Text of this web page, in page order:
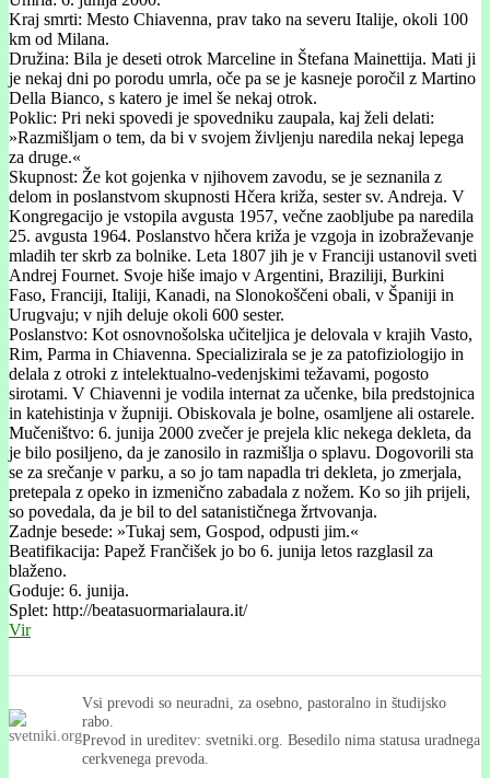
Kraj smrti: Mesto Chiavenna, prav tako na severu Italije, okoli 100
km od Milana.
Družina: Bila je deseti otrok Marceline in Štefana Mainettija. Mati ji
je nekaj dni po porodu umrla, oče pa se je kasneje poročil z Martino
Della Bianco, s katero je imel še nekaj otrok.
Poklic: Pri neki spovedi je spovedniku zaupala, kaj želi delati:
»Razmišljam o tem, da bi v svojem življenju naredila nekaj lepega
za druge.«
Skupnost: Že kot gojenka v njihovem zavodu, se je seznanila z
delom in poslanstvom skupnosti Hčera križa, sester sv. Andreja. V
Kongregacijo je vstopila avgusta 1957, večne zaobljube pa naredila
25. avgusta 1964. Poslanstvo hčera križa je vzgoja in izobraževanje
mladih ter skrb za bolnike. Leta 1807 jih je v Franciji ustanovil sveti
Andrej Fournet. Svoje hiše imajo v Argentini, Braziliji, Burkini
Faso, Franciji, Italiji, Kanadi, na Slonokoščeni obali, v Španiji in
Urugvaju; v njih deluje okoli 600 sester.
Poslanstvo: Kot osnovnošolska učiteljica je delovala v krajih Vasto,
Rim, Parma in Chiavenna. Specializirala se je za patofiziologijo in
delala z otroki z intelektualno-vedenjskimi težavami, pogosto
sirotami. V Chiavenni je vodila internat za učenke, bila predstojnica
in katehistinja v župniji. Obiskovala je bolne, osamljene ali ostarele.
Mučeništvo: 6. junija 2000 zvečer je prejela klic nekega dekleta, da
je bilo posiljeno, da je zanosilo in razmišlja o splavu. Dogovorili sta
se za srečanje v parku, a so jo tam napadla tri dekleta, jo zmerjala,
pretepala z opeko in izmenično zabadala z nožem. Ko so jih prijeli,
so povedala, da je bil to del satanističnega žrtvovanja.
Zadnje besede: »Tukaj sem, Gospod, odpusti jim.«
Beatifikacija: Papež Frančišek jo bo 6. junija letos razglasil za
blaženo.
Goduje: 6. junija.
Splet: http://beatasuormarialaura.it/
Vir
Vsi prevodi so neuradni, za osebno, pastoralno in študijsko
rabo.
Prevod in ureditev: svetniki.org. Besedilo nima statusa uradnega
cerkvenega prevoda.